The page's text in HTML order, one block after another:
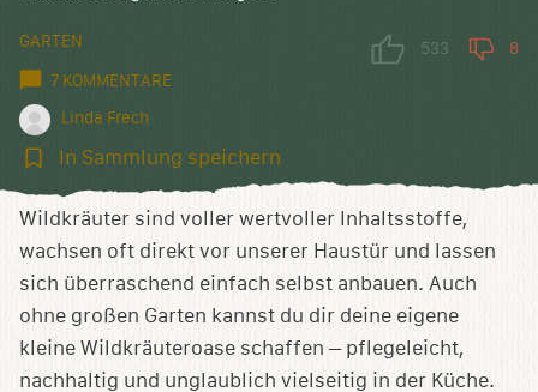
GARTEN
7 KOMMENTARE
Linda Frech
533 8
In
speichern
In Sammlung speichern
Wildkräuter sind voller wertvoller Inhaltsstoffe,
wachsen oft direkt vor unserer Haustür und lassen
sich überraschend einfach selbst anbauen. Auch
ohne großen Garten kannst du dir deine eigene
kleine Wildkräuteroase schaffen – pflegeleicht,
nachhaltig und unglaublich vielseitig in der Küche.